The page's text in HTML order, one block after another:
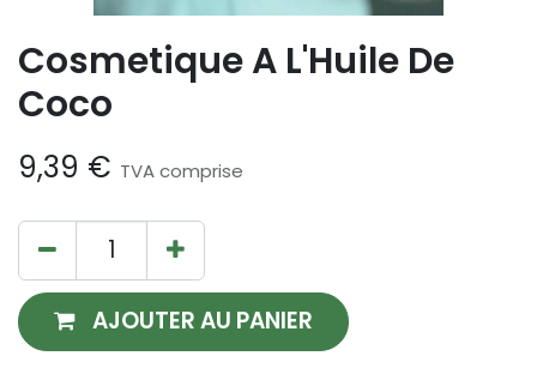
Cosmetique A L'Huile De
Coco
9,39 € TVA comprise
AJOUTER AU PANIER